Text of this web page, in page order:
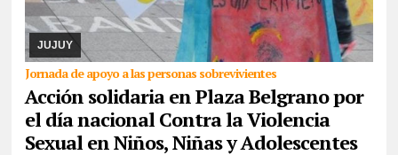
JUJUY
Jornada de apoyo a las personas sobrevivientes
Acción solidaria en Plaza Belgrano por
el día nacional Contra la Violencia
Sexual en Niños, Niñas y Adolescentes
07/08/2026 La actividad se desarrollará este domingo desde las
17. Piden la donación de juguetes, libros que serán entregados a
un comedor comunitario. También ...